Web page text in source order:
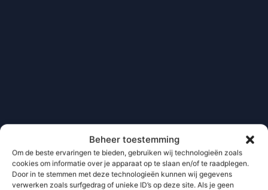
Beheer toestemming
Om de beste ervaringen te bieden, gebruiken wij technologieën zoals
cookies om informatie over je apparaat op te slaan en/of te raadplegen.
Door in te stemmen met deze technologieën kunnen wij gegevens
verwerken zoals surfgedrag of unieke ID’s op deze site. Als je geen